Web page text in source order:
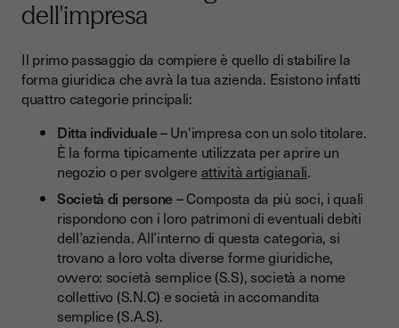
La firma elettronica, uno strumento utile per la tua impresa.
Fin dall’inizio
dell'impresa
Il primo passaggio da compiere è quello di stabilire la
forma giuridica che avrà la tua azienda. Esistono infatti
quattro categorie principali:
Ditta individuale –Un'impresa con un solo titolare.
È la forma tipicamente utilizzata per aprire un
negozio o per svolgere attività artigianali.
Società di persone –Composta da più soci, i quali
rispondono con i loro patrimoni di eventuali debiti
dell’azienda. All’interno di questa categoria, si
trovano a loro volta diverse forme giuridiche,
ovvero: società semplice (S.S), società a nome
collettivo (S.N.C) e società in accomandita
semplice (S.A.S).